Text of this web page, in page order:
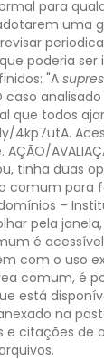
para
uma
poderia
"A
caso
que todos
4kp7utA.
AÇÃO/
duas
comum
–
pela
é
com o uso
comum, é
está
na
citações